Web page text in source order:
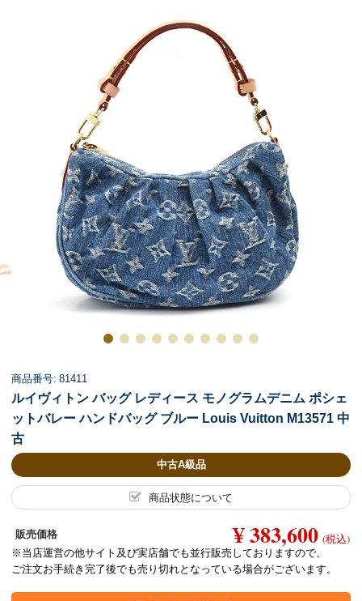
商品番号: 81411
ルイヴィトン バッグ レディース モノグラムデニム ポシェ
ットバレー ハンドバッグ ブルー Louis Vuitton M13571 中
古
中古A級品
商品状態について
販売価格 ¥ 383,600 (税込)
※当店運営の他サイト及び実店舗でも並行販売しておりますので、
ご注文お手続き完了後でも売り切れとなっている場合がございます。